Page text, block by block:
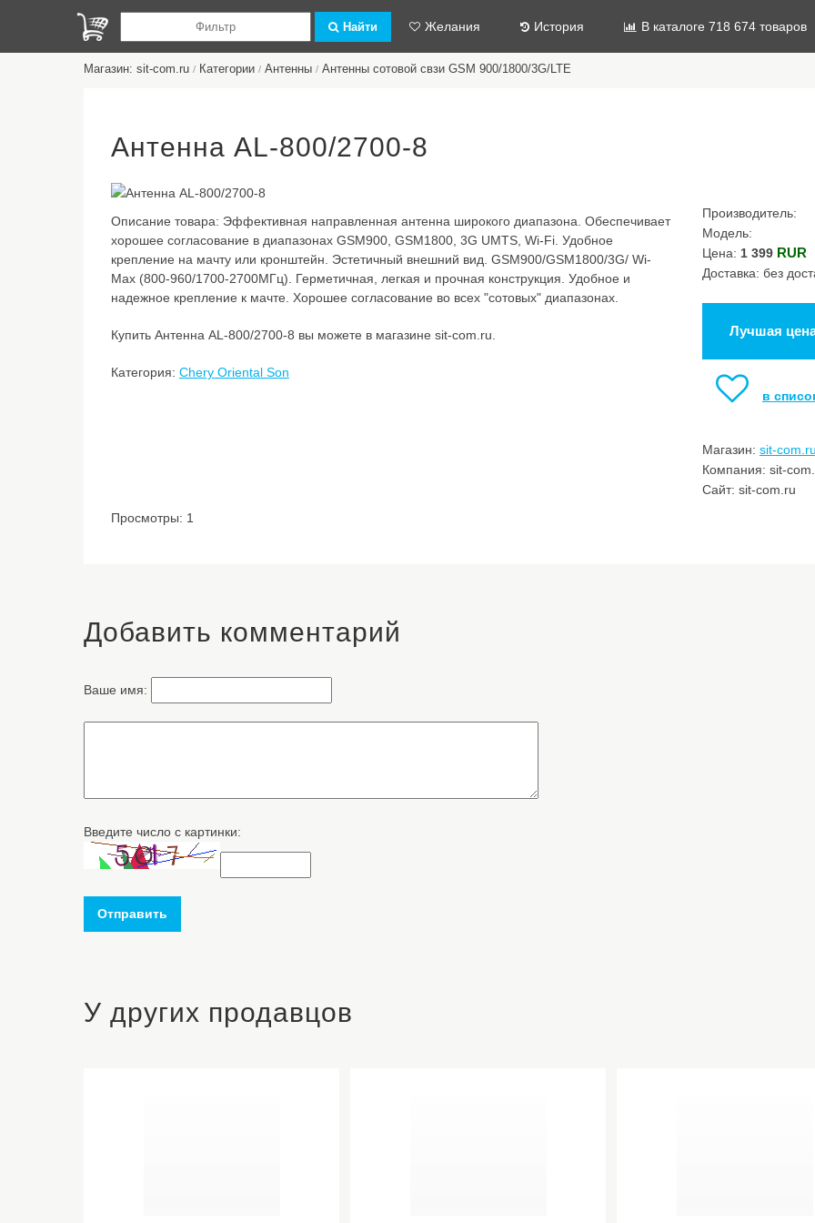
Найти Желания История В каталоге 718 674 товаров
Магазин: sit-com.ru / Категории / Антенны / Антенны сотовой свзи GSM 900/1800/3G/LTE
Антенна AL-800/2700-8
Описание товара: Эффективная направленная антенна широкого диапазона. Обеспечивает
хорошее согласование в диапазонах GSM900, GSM1800, 3G UMTS, Wi-Fi. Удобное
крепление на мачту или кронштейн. Эстетичный внешний вид. GSM900/GSM1800/3G/ Wi-
Max (800-960/1700-2700МГц). Герметичная, легкая и прочная конструкция. Удобное и
надежное крепление к мачте. Хорошее согласование во всех "сотовых" диапазонах.
Купить Антенна AL-800/2700-8 вы можете в магазине sit-com.ru.
Категория: Chery Oriental Son
Производитель:
Модель:
Цена: 1 399 RUR
Доставка: без
Лучшая
в
Магазин: sit-
Компания: sit-
Сайт: sit-com.ru
Просмотры: 1
Добавить комментарий
Ваше имя:
Введите число с картинки:
Отправить
У других продавцов